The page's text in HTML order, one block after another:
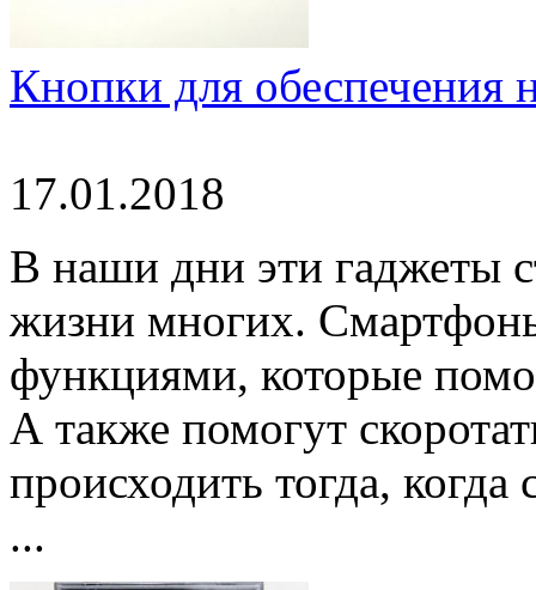
Кнопки для обеспечения
17.01.2018
В наши дни эти гаджеты
жизни многих.
функциями, которые
А также помогут
происходить тогда,
...